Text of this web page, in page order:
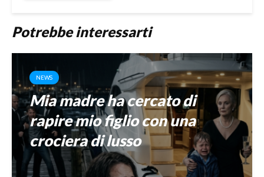
Potrebbe interessarti
NEWS
Mia madre ha cercato di
rapire mio figlio con una
crociera di lusso